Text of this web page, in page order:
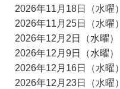
2026年11月18日（水曜）
2026年11月25日（水曜）
2026年12月2日（水曜）
2026年12月9日（水曜）
2026年12月16日（水曜）
2026年12月23日（水曜）